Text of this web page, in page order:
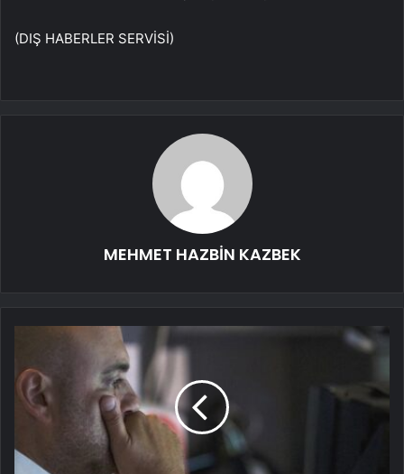
(DIŞ HABERLER SERVİSİ)
MEHMET HAZBİN KAZBEK